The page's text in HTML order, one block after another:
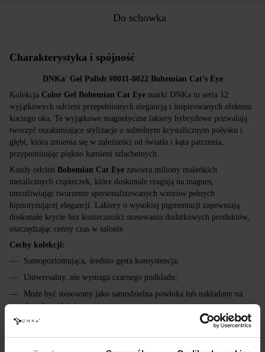
Do schowka
Charakterystyka i spójność
DNKa' Gel Polish #0011-0022 Bohemian Cat’s Eye
Kolekcja Color Gel Bohemian Cat Eye marki DNKa to seria 12
wyjątkowych odcieni przepełnionych elegancją i inspirowanych efektem
kociego oka. Te wyjątkowe magnetyczne lakiery hybrydowe pozwalają
tworzyć oszałamiające stylizacje o subtelnym krystalicznym połysku i
głębi, która zmienia się w zależności od światła i kąta patrzenia,
przypominając piękno kamieni szlachetnych.
Każdy odcień Bohemian Cat Eye zawiera miliony maleńkich
metalicznych cząsteczek, które doskonale reagują na magnes,
umożliwiając tworzenie spersonalizowanych wzorów pełnych
hipnotyzującej elegancji. Lakiery o wysokiej pigmentacji zapewniają
doskonałe krycie bez konieczności stosowania dodatkowych produktów,
oszczędzając cenny czas w salonie.
Cechy kolekcji:
Samopoziomująca, średnio gęsta konsystencja;
Uniwersalny, nie wymaga czarnego podkładu;
Może być stosowany jako samodzielna powłoka lub nakładany na
dowolny odcień;
Unikalny efekt kociego oka, nadający paznokciom tajemniczy,